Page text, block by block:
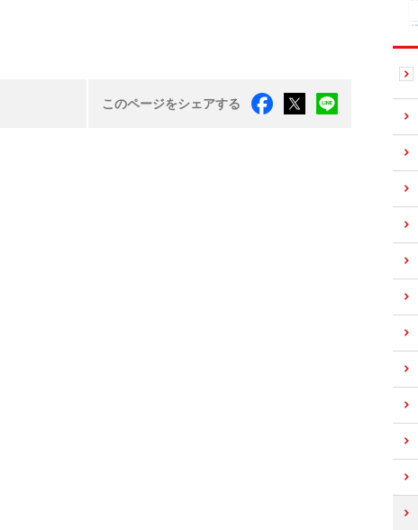
このページをシェアする